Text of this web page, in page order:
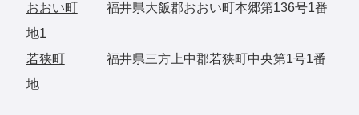
おおい町
福井県大飯郡おおい町本郷第136号1番
地1
若狭町
福井県三方上中郡若狭町中央第1号1番
地